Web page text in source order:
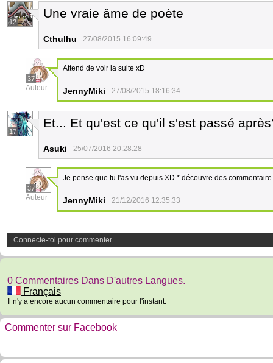
12
Une vraie âme de poète
Cthulhu 27/08/2015 16:09:49
37
Auteur
Attend de voir la suite xD
JennyMiki 27/08/2015 18:16:34
17
Et... Et qu'est ce qu'il s'est passé
Asuki 25/07/2016 20:28:28
37
Auteur
Je pense que tu l'as vu depuis XD * découvre des
JennyMiki 21/12/2016 12:35:33
Connecte-toi pour commenter
0 Commentaires Dans D'autres Langues.
Français
Il n'y a encore aucun commentaire pour l'instant.
Commenter sur Facebook